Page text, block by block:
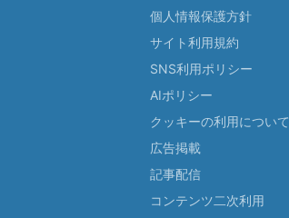
個人情報保護方針
サイト利用規約
SNS利用ポリシー
AIポリシー
クッキーの利用について
広告掲載
記事配信
コンテンツ二次利用